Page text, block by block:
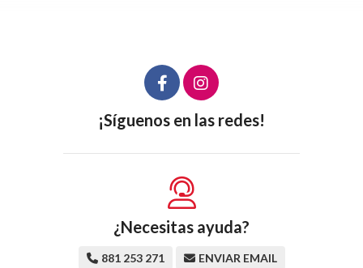
¡Síguenos en las redes!
¿Necesitas ayuda?
881 253 271 ENVIAR EMAIL